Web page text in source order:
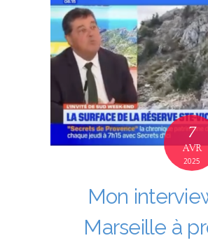
7
AVR
2025
Mon
Marseille à